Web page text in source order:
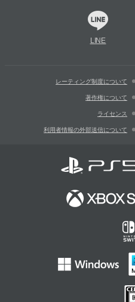
LINE
レーティング制度について
著作権について
ライセンス
利用者情報の外部送信について